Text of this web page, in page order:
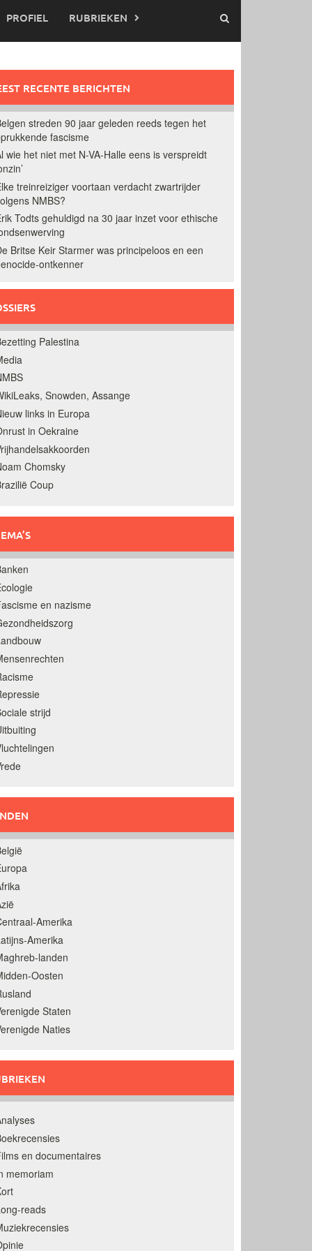
PROFIEL RUBRIEKEN
RECENTE BERICHTEN
streden 90 jaar geleden reeds tegen het
fascisme
wie het niet met N-VA-Halle eens is verspreidt
treinreiziger voortaan verdacht zwartrijder
NMBS?
Todts gehuldigd na 30 jaar inzet voor ethische
Britse Keir Starmer was principeloos en een
ontkenner
Palestina
Snowden, Assange
links in Europa
in Oekraine
Chomsky
Coup
en nazisme
strijd
Amerika
Amerika
landen
Oosten
Staten
Naties
en documentaires
memoriam
reads